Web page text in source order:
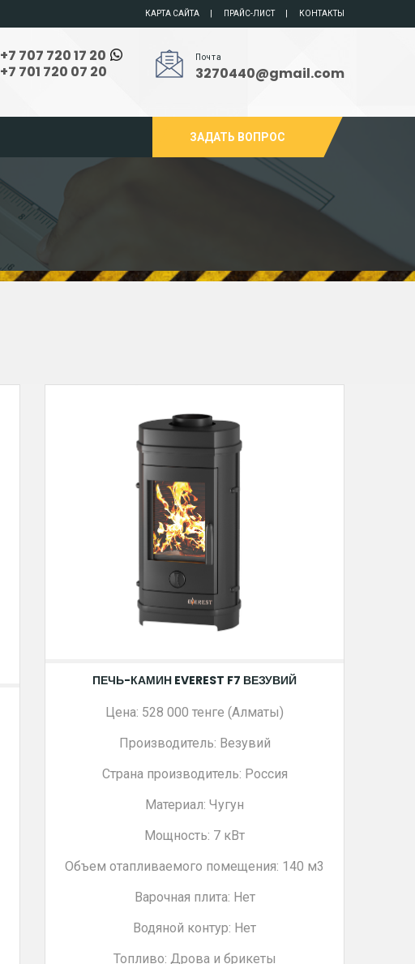
КАРТА САЙТА ПРАЙС-ЛИСТ КОНТАКТЫ
+7 707 720 17 20
+7 701 720 07 20
Почта
3270440@gmail.com
ЗАДАТЬ ВОПРОС
ПЕЧЬ-КАМИН EVEREST F7 ВЕЗУВИЙ
Цена: 528 000 тенге (Алматы)
Производитель: Везувий
Страна производитель: Россия
Материал: Чугун
Мощность: 7 кВт
Объем отапливаемого помещения: 140 м3
Варочная плита: Нет
Водяной контур: Нет
Топливо: Дрова и брикеты